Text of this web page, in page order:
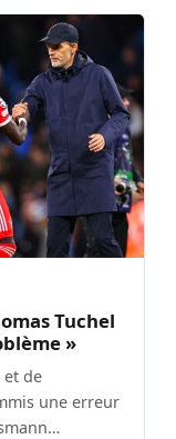
Tuchel
»
et de
une erreur